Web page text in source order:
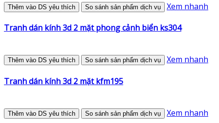
Thêm vào DS yêu thích So sánh sản phẩm dịch vụ Xem nhanh
Tranh dán kính 3d 2 mặt phong cảnh biển ks304
Thêm vào DS yêu thích So sánh sản phẩm dịch vụ Xem nhanh
Tranh dán kính 3d 2 mặt kfm195
Thêm vào DS yêu thích So sánh sản phẩm dịch vụ Xem nhanh